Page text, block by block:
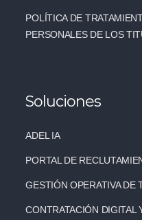
POLÍTICA DE
PERSONALES DE LOS
Soluciones
ADEL IA
PORTAL DE
GESTIÓN OPERATIVA DE
CONTRATACIÓN DIGITAL